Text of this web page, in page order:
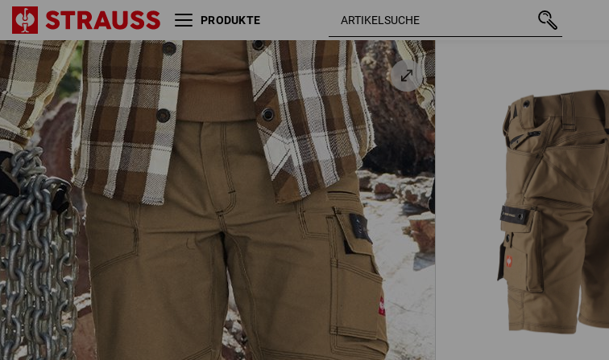
PRODUKTE
Short e.s.roughtough walnuss 44 57,22 €